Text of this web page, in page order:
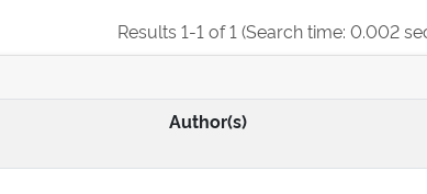
Results 1-1 of 1 (Search time: 0.002
Author(s)